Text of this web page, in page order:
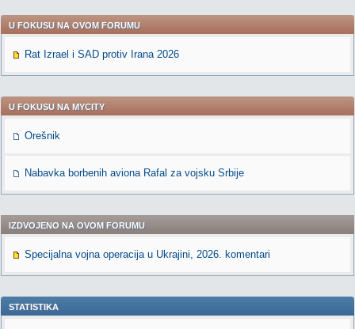
U FOKUSU NA OVOM FORUMU
Rat Izrael i SAD protiv Irana 2026
U FOKUSU NA MYCITY
Orešnik
Nabavka borbenih aviona Rafal za vojsku Srbije
IZDVOJENO NA OVOM FORUMU
Specijalna vojna operacija u Ukrajini, 2026. komentari
STATISTIKA